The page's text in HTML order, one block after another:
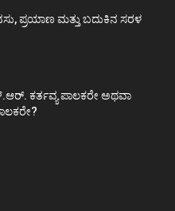
ಪ್ರಯಾಣ ಮತ್ತು ಬದುಕಿನ ಸರಳ
ಕರ್ತವ್ಯ ಪಾಲಕರೇ ಅಥವಾ